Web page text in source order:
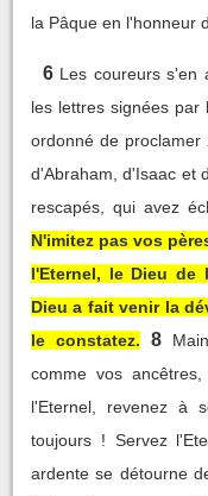
la Pâque en l'honneur
6 Les coureurs s'en
les lettres signées
ordonné de proclamer
d'Abraham, d'Isaac et
rescapés, qui avez
N'imitez pas vos
l'Eternel, le Dieu de
Dieu a fait venir la
le constatez.
8
comme vos ancêtres,
l'Eternel, revenez à
toujours ! Servez
ardente se détourne